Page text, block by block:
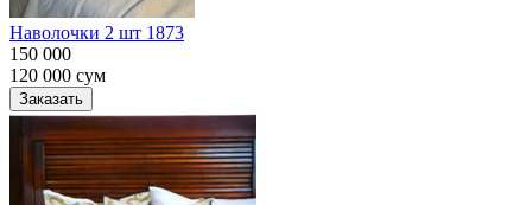
Наволочки 2 шт 1873
150 000
120 000 сум
Заказать